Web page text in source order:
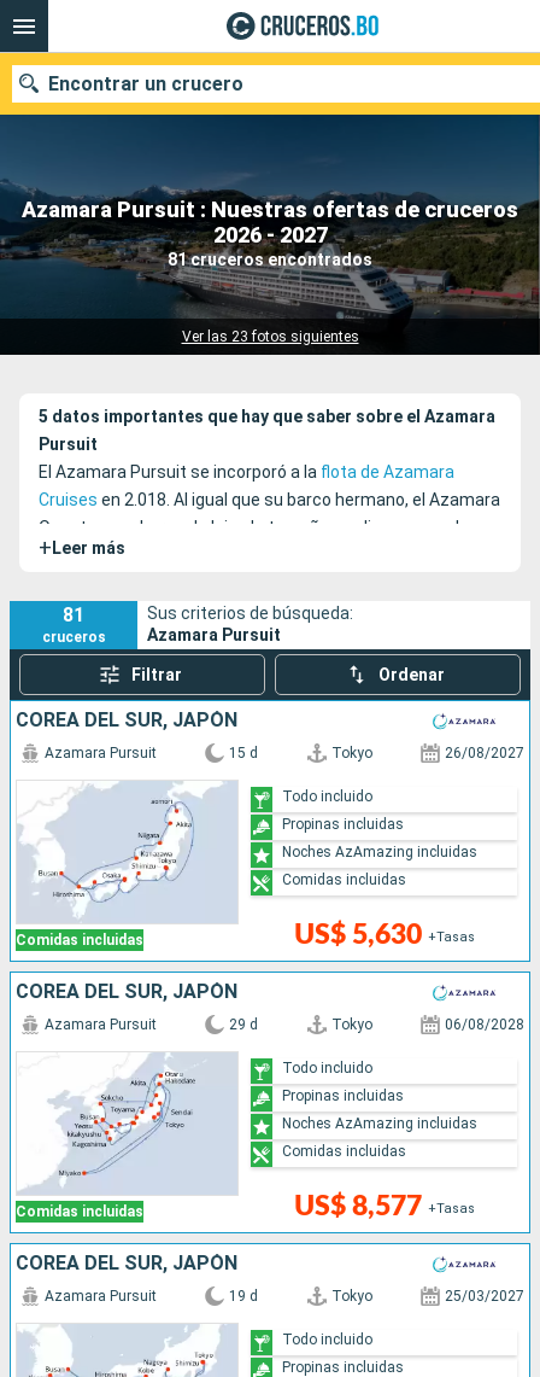
Azamara Pursuit : Nuestras ofertas de cruceros
2026 - 2027
81 cruceros encontrados
Ver las 23 fotos siguientes
Encontrar un crucero
Nuestros destinos
Fecha de salida
5 datos importantes que hay que saber sobre el Azamara
Pursuit
El Azamara Pursuit se incorporó a la flota de Azamara
Cruises en 2.018. Al igual que su barco hermano, el Azamara
Quest, es un barco de lujo, de tamaño medio, que puede
navegar alejado de las rutas más habituales y atracar en
destinos.
+ Leer más
81
cruceros
Sus criterios de búsqueda:
Azamara Pursuit
Filtrar Ordenar
COREA DEL SUR, JAPÓN
Comidas incluidas
Azamara Pursuit 15 d Tokyo 26/08/2027
US$ 5,630 +Tasas
Todo incluido
Propinas incluidas
Noches AzAmazing incluidas
Comidas incluidas
COREA DEL SUR, JAPÓN
Comidas incluidas
Azamara Pursuit 29 d Tokyo 06/08/2028
US$ 8,577 +Tasas
Todo incluido
Propinas incluidas
Noches AzAmazing incluidas
Comidas incluidas
COREA DEL SUR, JAPÓN
Azamara Pursuit 19 d Tokyo 25/03/2027
Todo incluido
Propinas incluidas